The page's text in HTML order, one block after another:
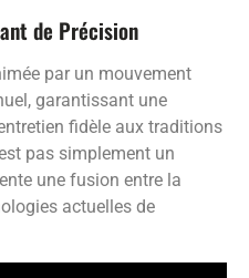
de Précision
par un mouvement
garantissant une
fidèle aux traditions
pas simplement un
une fusion entre la
actuelles de